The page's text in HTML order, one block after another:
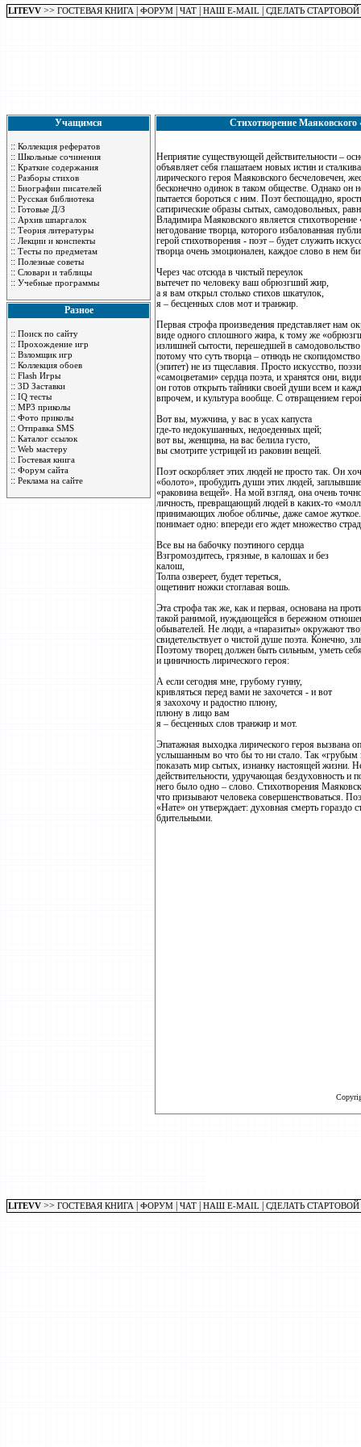
LITEVV >> ГОСТЕВАЯ КНИГА ФОРУМ ЧАТ НАШ E-MAIL СДЕЛАТЬ СТАРТОВОЙ
Учащимся
:: Коллекция рефератов
:: Школьные сочинения
:: Краткие содержания
:: Разборы стихов
:: Биографии писателей
:: Русская библиотека
:: Готовые Д/З
:: Архив шпаргалок
:: Теория литературы
:: Лекции и конспекты
:: Тесты по предметам
:: Полезные советы
:: Словари и таблицы
:: Учебные программы
Разное
:: Поиск по сайту
:: Прохождение игр
:: Взломщик игр
:: Коллекция обоев
:: Flash Игры
:: 3D Заставки
:: IQ тесты
:: MP3 приколы
:: Фото приколы
:: Отправка SMS
:: Каталог ссылок
:: Web мастеру
:: Гостевая книга
:: Форум сайта
:: Реклама на сайте
Стихотворение
Неприятие существующей действительности –
объявляет себя глашатаем новых истин и
лирического героя Маяковского бесчеловечен,
бесконечно одинок в таком обществе. Однако он
пытается бороться с ним. Поэт беспощадно,
сатирические образы сытых, самодовольных,
Владимира Маяковского является
негодование творца, которого избалованная
герой стихотворения - поэт – будет служить
творца очень эмоционален, каждое слово в нем
Через час отсюда в чистый переулок
вытечет по человеку ваш обрюзгший жир,
а я вам открыл столько стихов шкатулок,
я – бесценных слов мот и транжир.
Первая строфа произведения представляет нам
виде одного сплошного жира, к тому же
излишней сытости, перешедшей в
потому что суть творца – отнюдь не
(эпитет) не из тщеславия. Просто искусство,
«самоцветами» сердца поэта, и хранятся они,
он готов открыть тайники своей души всем и
впрочем, и культура вообще. С отвращением
Вот вы, мужчина, у вас в усах капуста
где-то недокушанных, недоеденных щей;
вот вы, женщина, на вас белила густо,
вы смотрите устрицей из раковин вещей.
Поэт оскорбляет этих людей не просто так. Он
«болото», пробудить души этих людей,
«раковина вещей». На мой взгляд, она очень
личность, превращающий людей в каких-то
принимающих любое обличье, даже самое
понимает одно: впереди его ждет множество
Все вы на бабочку поэтиного сердца
Взгромоздитесь, грязные, в калошах и без
калош,
Толпа озвереет, будет тереться,
ощетинит ножки стоглавая вошь.
Эта строфа так же, как и первая, основана на
такой ранимой, нуждающейся в бережном
обывателей. Не люди, а «паразиты» окружают
свидетельствует о чистой душе поэта. Конечно,
Поэтому творец должен быть сильным, уметь
и циничность лирического героя:
А если сегодня мне, грубому гунну,
кривляться перед вами не захочется - и вот
я захохочу и радостно плюну,
плюну в лицо вам
я – бесценных слов транжир и мот.
Эпатажная выходка лирического героя вызвана
услышанным во что бы то ни стало. Так
показать мир сытых, изнанку настоящей жизни.
действительности, удручающая бездуховность
него было одно – слово. Стихотворения
что призывают человека совершенствоваться.
«Нате» он утверждает: духовная смерть
бдительными.
LITEVV >> ГОСТЕВАЯ КНИГА ФОРУМ ЧАТ НАШ E-MAIL СДЕЛАТЬ СТАРТОВОЙ